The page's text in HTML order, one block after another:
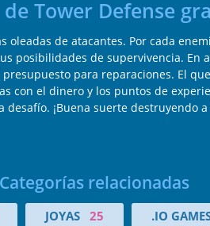
Tower Defense
de atacantes. Por cada
posibilidades de supervivencia. En
para reparaciones. El
con el dinero y los puntos de
¡Buena suerte destruyendo
Categorías relacionadas
JOYAS 25 .IO